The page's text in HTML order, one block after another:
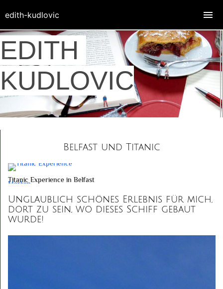
EDITH
KUDLOVIC
Belfast und Titanic
Titanic Experience in Belfast
Merken
Unglaublich schönes Erlebnis für mich,
dort zu sein, wo dieses Schiff gebaut
wurde!
edith-kudlovic